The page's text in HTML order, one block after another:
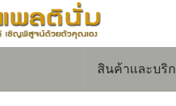
สินค้าและบริ